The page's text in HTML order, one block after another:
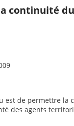
continuité
est de permettre la
des agents